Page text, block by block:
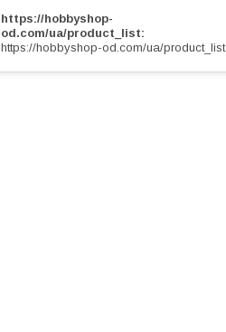
https://hobbyshop-
od.com/ua/product_list
https://hobbyshop-od.com/ua/product_list